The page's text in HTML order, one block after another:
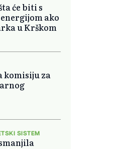
će biti s
ako
u Krškom
komisiju za
SISTEM